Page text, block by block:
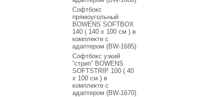
Софтбокс
прямоугольный
BOWENS SOFTBOX
140 ( 140 x 100 см ) в
комплекте с
адаптером (BW-1685)
Софтбокс узкий
”стрип” BOWENS
SOFTSTRIP 100 ( 40
x 100 см ) в
комплекте с
адаптером (BW-1670)